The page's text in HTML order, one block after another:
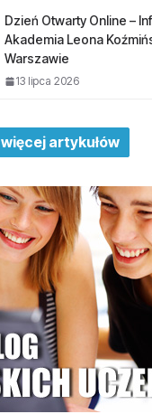
Dzień Otwarty Online –
Akademia Leona
Warszawie
13 lipca 2026
więcej artykułów